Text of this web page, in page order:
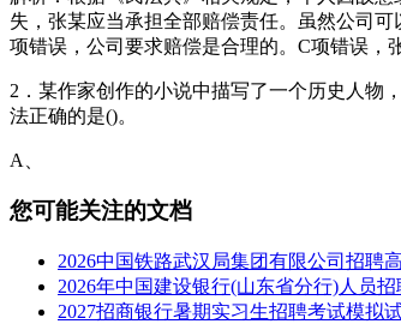
失，张某应当承担全部赔偿责任。虽然公司
项错误，公司要求赔偿是合理的。C项错误，
2．某作家创作的小说中描写了一个历史人物
法正确的是()。
A、
您可能关注的文档
2026中国铁路武汉局集团有限公司招聘
2026年中国建设银行(山东省分行)人员
2027招商银行暑期实习生招聘考试模拟